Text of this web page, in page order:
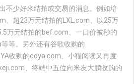
少好米结拍或交易的消息。例如培
、超23万元结拍的LXL.com、以25万
万元结拍的bef.com、一口价被秒的
等。另外还有谷歌收购的
收购的coya.com、小猫阅读又再度
、终端中五位向米友大鹏收购的